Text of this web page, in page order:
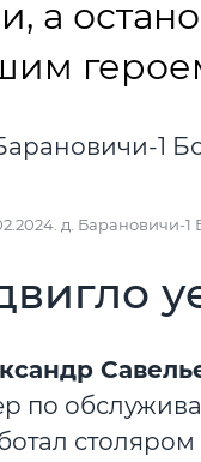
а
д. Барановичи-
по